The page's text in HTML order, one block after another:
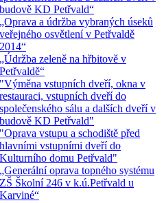
budově KD Petřvald“
„Oprava a údržba vybraných úseků
veřejného osvětlení v Petřvaldě
2014“
„Údržba zeleně na hřbitově v
Petřvaldě“
"Výměna vstupních dveří, okna v
restauraci, vstupních dveří do
společenského sálu a dalších dveří v
budově KD Petřvald"
"Oprava vstupu a schodiště před
hlavními vstupními dveří do
Kulturního domu Petřvald"
„Generální oprava topného systému
ZŠ Školní 246 v k.ú.Petřvald u
Karviné“